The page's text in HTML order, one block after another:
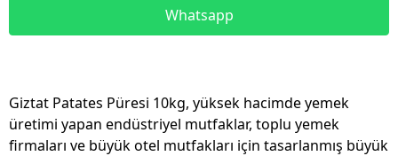
Whatsapp
Giztat Patates Püresi 10kg, yüksek hacimde yemek
üretimi yapan endüstriyel mutfaklar, toplu yemek
firmaları ve büyük otel mutfakları için tasarlanmış büyük